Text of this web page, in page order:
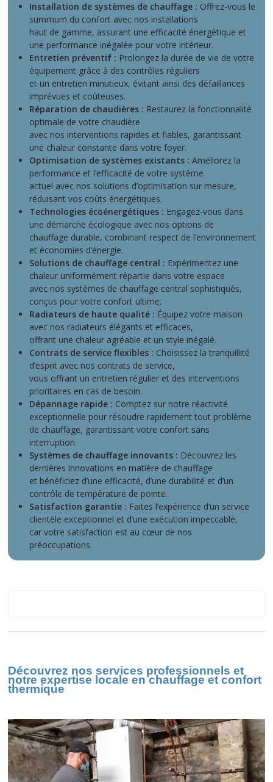
Installation de systèmes de chauffage : Offrez-vous le
summum du confort avec nos installations
haut de gamme, assurant une efficacité énergétique et
une performance inégalée pour votre intérieur.
Entretien préventif : Prolongez la durée de vie de votre
équipement grâce à des contrôles réguliers
et un entretien minutieux, évitant ainsi des défaillances
imprévues et coûteuses.
Réparation de chaudières : Restaurez la fonctionnalité
optimale de votre chaudière
avec nos interventions rapides et fiables, garantissant
une chaleur constante dans votre foyer.
Optimisation de systèmes existants : Améliorez la
performance et l’efficacité de votre système
actuel avec nos solutions d’optimisation sur mesure,
réduisant vos coûts énergétiques.
Technologies écoénergétiques : Engagez-vous dans
une démarche écologique avec nos options de
chauffage durable, combinant respect de l’environnement
et économies d’énergie.
Solutions de chauffage central : Expérimentez une
chaleur uniformément répartie dans votre espace
avec nos systèmes de chauffage central sophistiqués,
conçus pour votre confort ultime.
Radiateurs de haute qualité : Équipez votre maison
avec nos radiateurs élégants et efficaces,
offrant une chaleur agréable et un style inégalé.
Contrats de service flexibles : Choisissez la tranquillité
d’esprit avec nos contrats de service,
vous offrant un entretien régulier et des interventions
prioritaires en cas de besoin.
Dépannage rapide : Comptez sur notre réactivité
exceptionnelle pour résoudre rapidement tout problème
de chauffage, garantissant votre confort sans
interruption.
Systèmes de chauffage innovants : Découvrez les
dernières innovations en matière de chauffage
et bénéficiez d’une efficacité, d’une durabilité et d’un
contrôle de température de pointe.
Satisfaction garantie : Faites l’expérience d’un service
clientèle exceptionnel et d’une exécution impeccable,
car votre satisfaction est au cœur de nos
préoccupations.
Découvrez nos services professionnels et
notre expertise locale en chauffage et confort
thermique